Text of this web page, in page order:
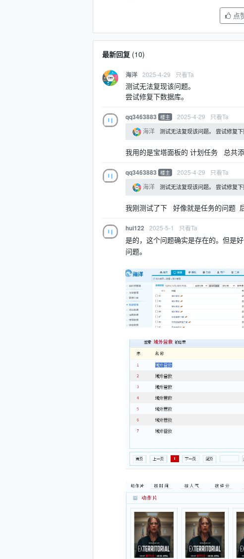
点
最新回复(10)
海洋 2025-4-29 只看Ta
测试无法复现该问题。
尝试修复下数据库。
qq3463883 楼主 2025-4-29 只看Ta
海洋
测试无法复现该问题。 尝试修复下
我用的是宝塔面板的 计划任务 总共
qq3463883 楼主 2025-4-29 只看Ta
海洋
测试无法复现该问题。 尝试修复下
我刚测试了下 好像就是任务的问题
hui122 2025-5-1 只看Ta
是的，这个问题确实是存在的。但是
问题。